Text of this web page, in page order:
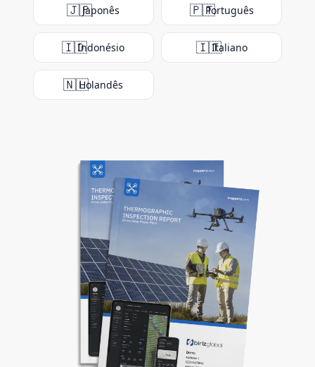
🇯🇵Japonês 🇵🇹Português
🇮🇩Indonésio 🇮🇹Italiano
🇳🇱Holandês